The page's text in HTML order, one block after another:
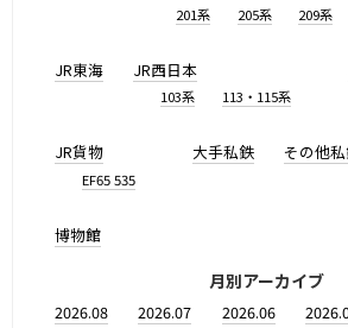
201系 205系 209系
JR東海 JR西日本
103系 113・115系
JR貨物
EF65 535
大手私鉄 その他
博物館
月別アーカイブ
2026.08 2026.07 2026.06